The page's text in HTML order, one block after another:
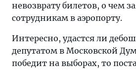
невозврату билетов, о чем
сотрудникам в аэропорту.
Интересно, удастся ли
депутатом в Московской
победит на выборах, то